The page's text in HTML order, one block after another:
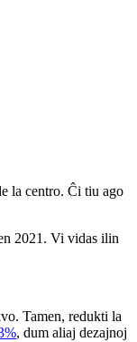
la centro. Ĉi tiu ago
2021. Vi vidas ilin
Tamen, redukti la
, dum aliaj dezajnoj